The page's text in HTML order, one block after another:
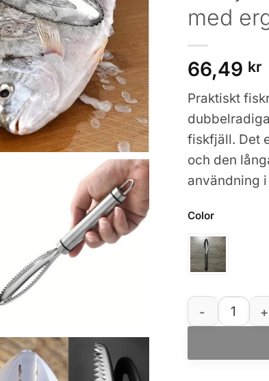
med
66,49 kr
Praktiskt
fiskfjäll. Det
och den
användning
Color